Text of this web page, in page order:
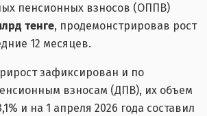
пенсионных взносов (ОППВ)
тенге, продемонстрировав рост
12 месяцев.
зафиксирован и по
взносам (ДПВ), их объем
и на 1 апреля 2026 года составил